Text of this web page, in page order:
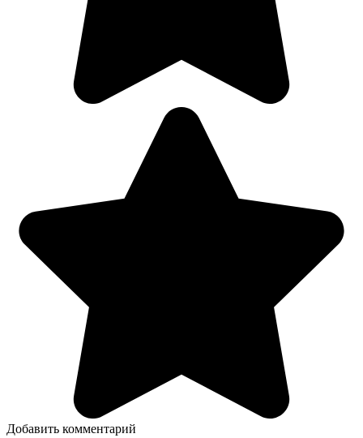
Добавить комментарий